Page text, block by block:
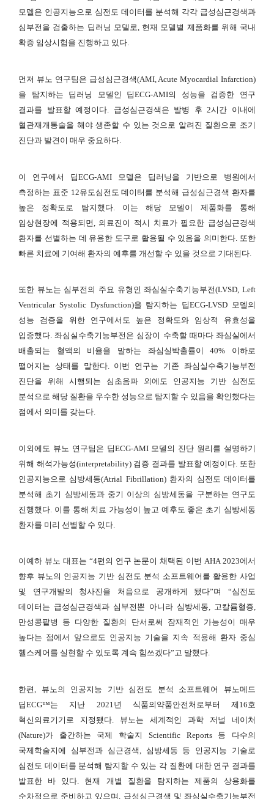
모델은 인공지능으로 심전도 데이터를 분석해 각각 급성심근경색과
심부전을 검출하는 딥러닝 모델로, 현재 모델별 제품화를 위해 국내
확증 임상시험을 진행하고 있다.
먼저 뷰노 연구팀은 급성심근경색(AMI, Acute Myocardial Infarction)
을 탐지하는 딥러닝 모델인 딥ECG-AMI의 성능을 검증한 연구
결과를 발표할 예정이다. 급성심근경색은 발병 후 2시간 이내에
혈관재개통술을 해야 생존할 수 있는 것으로 알려진 질환으로 조기
진단과 발견이 매우 중요하다.
이 연구에서 딥ECG-AMI 모델은 딥러닝을 기반으로 병원에서
측정하는 표준 12유도심전도 데이터를 분석해 급성심근경색 환자를
높은 정확도로 탐지했다. 이는 해당 모델이 제품화를 통해
임상현장에 적용되면, 의료진이 적시 치료가 필요한 급성심근경색
환자를 선별하는 데 유용한 도구로 활용될 수 있음을 의미한다. 또한
빠른 치료에 기여해 환자의 예후를 개선할 수 있을 것으로 기대된다.
또한 뷰노는 심부전의 주요 유형인 좌심실수축기능부전(LVSD, Left
Ventricular Systolic Dysfunction)을 탐지하는 딥ECG-LVSD 모델의
성능 검증을 위한 연구에서도 높은 정확도와 임상적 유효성을
입증했다. 좌심실수축기능부전은 심장이 수축할 때마다 좌심실에서
배출되는 혈액의 비율을 말하는 좌심실박출률이 40% 이하로
떨어지는 상태를 말한다. 이번 연구는 기존 좌심실수축기능부전
진단을 위해 시행되는 심초음파 외에도 인공지능 기반 심전도
분석으로 해당 질환을 우수한 성능으로 탐지할 수 있음을 확인했다는
점에서 의미를 갖는다.
이외에도 뷰노 연구팀은 딥ECG-AMI 모델의 진단 원리를 설명하기
위해 해석가능성(interpretability) 검증 결과를 발표할 예정이다. 또한
인공지능으로 심방세동(Atrial Fibrillation) 환자의 심전도 데이터를
분석해 초기 심방세동과 중기 이상의 심방세동을 구분하는 연구도
진행했다. 이를 통해 치료 가능성이 높고 예후도 좋은 초기 심방세동
환자를 미리 선별할 수 있다.
이예하 뷰노 대표는 “4편의 연구 논문이 채택된 이번 AHA 2023에서
향후 뷰노의 인공지능 기반 심전도 분석 소프트웨어를 활용한 사업
및 연구개발의 청사진을 처음으로 공개하게 됐다”며 “심전도
데이터는 급성심근경색과 심부전뿐 아니라 심방세동, 고칼륨혈증,
만성콩팥병 등 다양한 질환의 단서로써 잠재적인 가능성이 매우
높다는 점에서 앞으로도 인공지능 기술을 지속 적용해 환자 중심
헬스케어를 실현할 수 있도록 계속 힘쓰겠다”고 말했다.
한편, 뷰노의 인공지능 기반 심전도 분석 소프트웨어 뷰노메드
딥ECG™는 지난 2021년 식품의약품안전처로부터 제16호
혁신의료기기로 지정됐다. 뷰노는 세계적인 과학 저널 네이처
(Nature)가 출간하는 국제 학술지 Scientific Reports 등 다수의
국제학술지에 심부전과 심근경색, 심방세동 등 인공지능 기술로
심전도 데이터를 분석해 탐지할 수 있는 각 질환에 대한 연구 결과를
발표한 바 있다. 현재 개별 질환을 탐지하는 제품의 상용화를
순차적으로 준비하고 있으며, 급성심근경색 및 좌심실수축기능부전